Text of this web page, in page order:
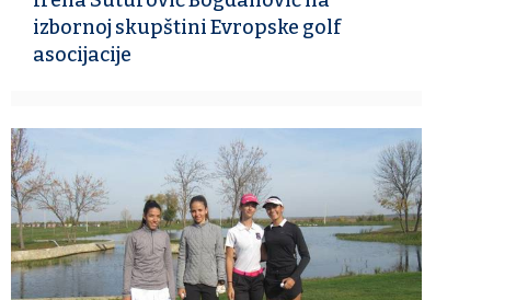
izbornoj skupštini Evropske golf
asocijacije